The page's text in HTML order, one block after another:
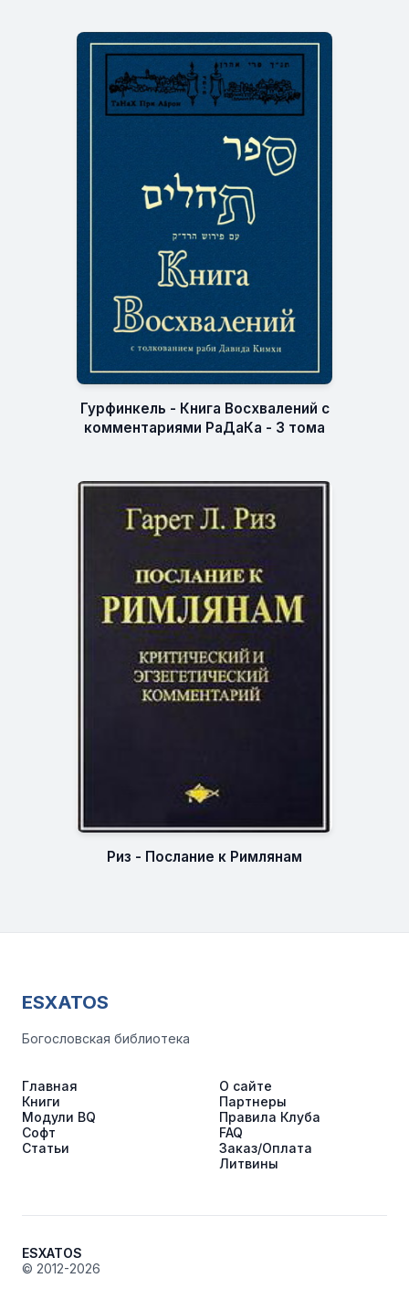
Гурфинкель - Книга Восхвалений с
комментариями РаДаКа - 3 тома
Риз - Послание к Римлянам
ESXATOS
Богословская библиотека
Главная
Книги
Модули BQ
Софт
Статьи
О сайте
Партнеры
Правила Клуба
FAQ
Заказ/Оплата
Литвины
ESXATOS
© 2012-2026